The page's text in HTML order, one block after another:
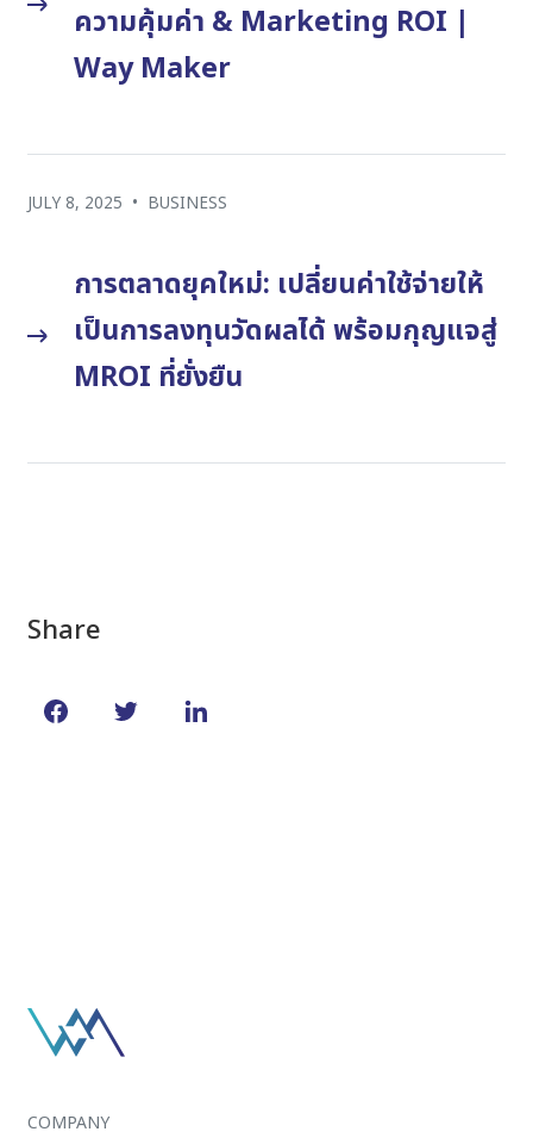
ความคุ้มค่า & Marketing ROI |
Way Maker
JULY 8, 2025 • BUSINESS
การตลาดยุคใหม่: เปลี่ยนค่าใช้จ่ายให้
เป็นการลงทุนวัดผลได้ พร้อมกุญแจสู่
MROI ที่ยั่งยืน
Share
COMPANY